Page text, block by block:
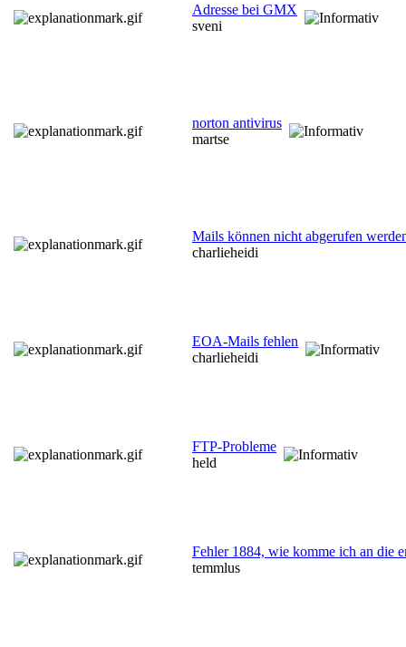
Adresse bei GMX
sveni
norton antivirus
martse
Mails können nicht abgerufen
charlieheidi
EOA-Mails fehlen
charlieheidi
FTP-Probleme
held
Fehler 1884, wie komme ich an die
temmlus